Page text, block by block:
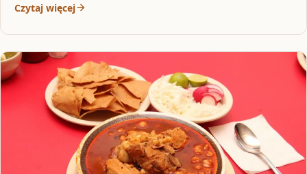
Czytaj więcej